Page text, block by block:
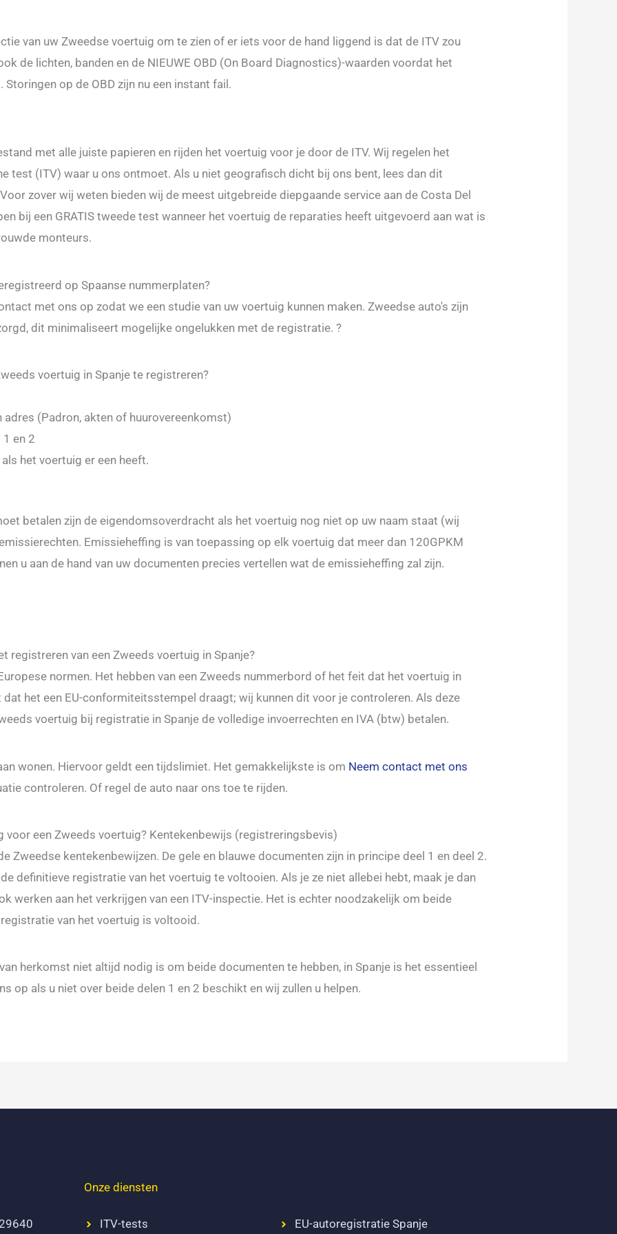
van uw Zweedse voertuig om te zien of er iets voor de hand liggend is dat de ITV zou
de lichten, banden en de NIEUWE OBD (On Board Diagnostics)-waarden voordat het
op de OBD zijn nu een instant fail.
met alle juiste papieren en rijden het voertuig voor je door de ITV. Wij regelen het
test (ITV) waar u ons ontmoet. Als u niet geografisch dicht bij ons bent, lees dan dit
zover wij weten bieden wij de meest uitgebreide diepgaande service aan de Costa Del
bij een GRATIS tweede test wanneer het voertuig de reparaties heeft uitgevoerd aan wat is
monteurs.
op Spaanse nummerplaten?
met ons op zodat we een studie van uw voertuig kunnen maken. Zweedse auto's zijn
dit minimaliseert mogelijke ongelukken met de registratie. ?
voertuig in Spanje te registreren?
adres (Padron, akten of huurovereenkomst)
en 2
het voertuig er een heeft.
betalen zijn de eigendomsoverdracht als het voertuig nog niet op uw naam staat (wij
Emissieheffing is van toepassing op elk voertuig dat meer dan 120GPKM
u aan de hand van uw documenten precies vertellen wat de emissieheffing zal zijn.
registreren van een Zweeds voertuig in Spanje?
normen. Het hebben van een Zweeds nummerbord of het feit dat het voertuig in
het een EU-conformiteitsstempel draagt; wij kunnen dit voor je controleren. Als deze
voertuig bij registratie in Spanje de volledige invoerrechten en IVA (btw) betalen.
wonen. Hiervoor geldt een tijdslimiet. Het gemakkelijkste is om Neem contact met ons
controleren. Of regel de auto naar ons toe te rijden.
voor een Zweeds voertuig? Kentekenbewijs (registreringsbevis)
Zweedse kentekenbewijzen. De gele en blauwe documenten zijn in principe deel 1 en deel 2.
definitieve registratie van het voertuig te voltooien. Als je ze niet allebei hebt, maak je dan
werken aan het verkrijgen van een ITV-inspectie. Het is echter noodzakelijk om beide
van het voertuig is voltooid.
herkomst niet altijd nodig is om beide documenten te hebben, in Spanje is het essentieel
op als u niet over beide delen 1 en 2 beschikt en wij zullen u helpen.
Onze diensten
ITV-tests EU-autoregistratie Spanje